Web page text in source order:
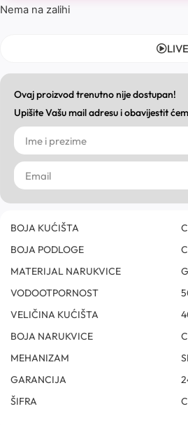
Nema na zalihi
Ovaj proizvod trenutno nije dostupan!
Upišite Vašu mail adresu i obavijestit
BOJA KUĆIŠTA
BOJA PODLOGE
MATERIJAL NARUKVICE
VODOOTPORNOST
VELIČINA KUĆIŠTA
BOJA NARUKVICE
MEHANIZAM
GARANCIJA
ŠIFRA